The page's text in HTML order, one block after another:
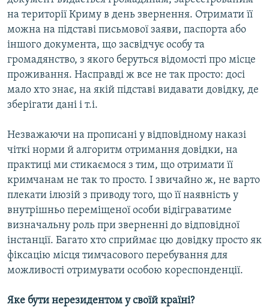
на території Криму в день звернення. Отримати її
можна на підставі письмової заяви, паспорта або
іншого документа, що засвідчує особу та
громадянство, з якого беруться відомості про місце
проживання. Насправді ж все не так просто: досі
мало хто знає, на якій підставі видавати довідку, де
зберігати дані і т.і.
Незважаючи на прописані у відповідному наказі
чіткі норми й алгоритм отримання довідки, на
практиці ми стикаємося з тим, що отримати її
кримчанам не так то просто. І звичайно ж, не варто
плекати ілюзій з приводу того, що її наявність у
внутрішньо переміщеної особи відіграватиме
визначальну роль при зверненні до відповідної
інстанції. Багато хто сприймає цю довідку просто як
фіксацію місця тимчасового перебування для
можливості отримувати особою кореспонденції.
Яке бути нерезидентом у своїй країні?